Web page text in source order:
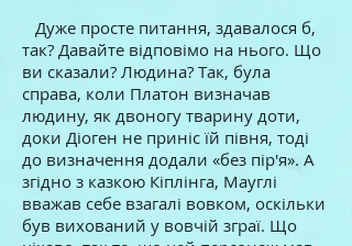
Дуже просте питання, здавалося б,
так? Давайте відповімо на нього. Що
ви сказали? Людина? Так, була
справа, коли Платон визначав
людину, як двоногу тварину доти,
доки Діоген не приніс їй півня, тоді
до визначення додали «без пір'я». А
згідно з казкою Кіплінга, Мауглі
вважав себе взагалі вовком, оскільки
був вихований у вовчій зграї. Що